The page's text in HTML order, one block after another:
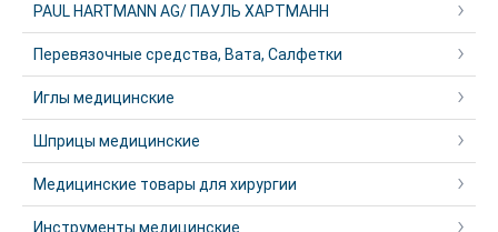
PAUL HARTMANN AG/ ПАУЛЬ ХАРТМАНН
Перевязочные средства, Вата, Салфетки
Иглы медицинские
Шприцы медицинские
Медицинские товары для хирургии
Инструменты медицинские